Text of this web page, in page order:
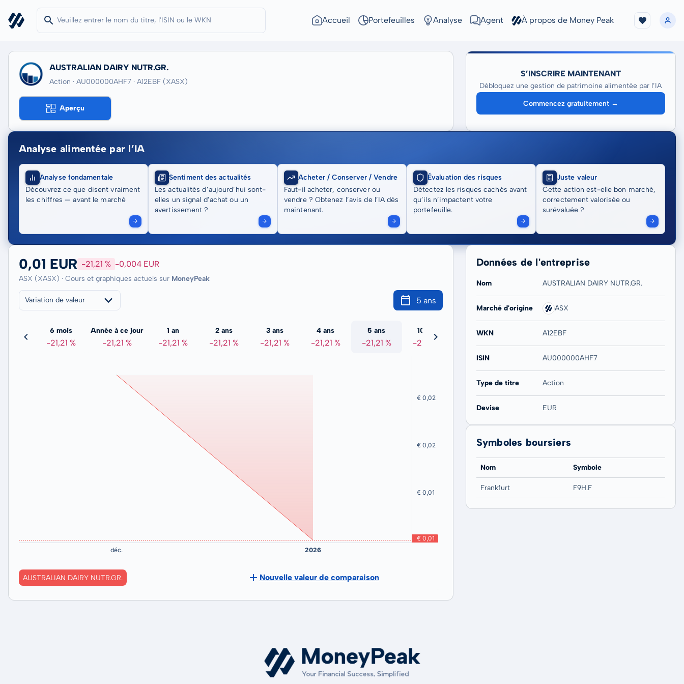
Accueil Portefeuilles Analyse Agent À propos de Money Peak
AUSTRALIAN DAIRY NUTR.GR.
Action · AU000000AHF7 · A12EBF (XASX)
Aperçu
S’INSCRIRE MAINTENANT
Débloquez une gestion de patrimoine alimentée par l’IA
Commencez gratuitement →
Analyse alimentée par l’IA
Analyse fondamentale
Découvrez ce que disent vraiment
les chiffres — avant le marché
Sentiment des actualités
Les actualités d’aujourd’hui sont-
elles un signal d’achat ou un
avertissement ?
Acheter / Conserver / Vendre
Faut-il acheter, conserver ou
vendre ? Obtenez l’avis de l’IA dès
maintenant.
Évaluation des risques
Détectez les risques cachés avant
qu’ils n’impactent votre
portefeuille.
Juste valeur
Cette action est-elle bon marché,
correctement valorisée ou
surévaluée ?
0,01 EUR -21,21 % -0,004 EUR
ASX (XASX) · Cours et graphiques actuels sur MoneyPeak
Variation de valeur 5 ans
6 mois
-21,21 %
Année à ce jour
-21,21 %
1 an
-21,21 %
2 ans
-21,21 %
3 ans
-21,21 %
4 ans
-21,21 %
5 ans
-21,21 %
10 ans
-21,21 %
20 ans
AUSTRALIAN DAIRY NUTR.GR. Nouvelle valeur de comparaison
Données de l'entreprise
Nom AUSTRALIAN DAIRY NUTR.GR.
Marché d'origine ASX
WKN A12EBF
ISIN AU000000AHF7
Type de titre Action
Devise EUR
Symboles boursiers
Nom Symbole
Frankfurt F9H.F